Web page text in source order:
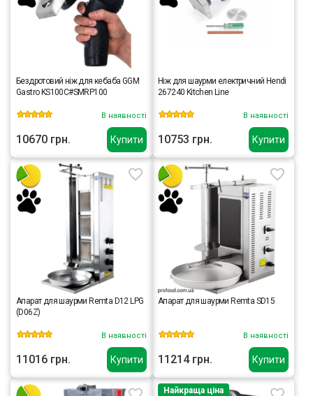
Купити
Бездротовий ніж для кебаба GGM
Gastro KS100C#SMRP100
В наявності
10670 грн. Купити
Ніж для шаурми електричний Hendi
267240 Kitchen Line
В наявності
10753 грн.
Купити
Апарат для шаурми Remta D12 LPG
(D06Z)
В наявності
11016 грн. Купити
Апарат для шаурми Remta SD15
В наявності
11214 грн.
Найкраща ціна